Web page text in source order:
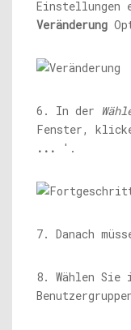
Einstellungen
Veränderung
6. In der
Fenster,
...
'.
7. Danach
8. Wählen